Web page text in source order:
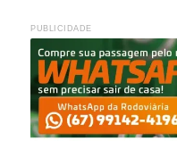
PUBLICIDADE